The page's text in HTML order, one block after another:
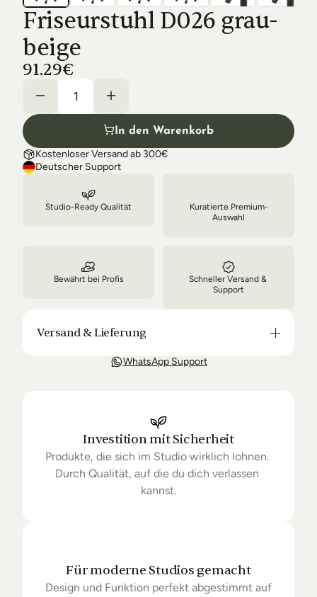
Luxmer
Orders & Returns
Shipping & Delivery
Friseurstuhl D026 grau-
beige
91.29€
In den Warenkorb
Kostenloser Versand ab 300€
Deutscher Support
Studio-Ready Qualität
Kuratierte Premium-
Auswahl
Bewährt bei Profis
Schneller Versand &
Support
Versand & Lieferung
Unsere Lieferung ist in der Regel in 3-8 Tagen bei
Lieferung unter Umständen um einige Tage
verzögern.
WhatsApp Support
Investition mit Sicherheit
Produkte, die sich im Studio wirklich lohnen.
Durch Qualität, auf die du dich verlassen
kannst.
Für moderne Studios gemacht
Design und Funktion perfekt abgestimmt auf